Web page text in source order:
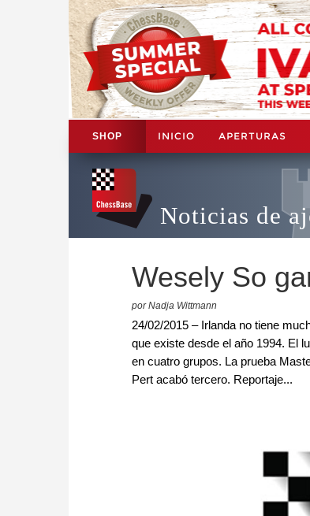
SHOP INICIO APERTURAS
Noticias de
Wesely So
por Nadja Wittmann
24/02/2015 – Irlanda no tiene
que existe desde el año 1994. El
en cuatro grupos. La prueba
Pert acabó tercero. Reportaje...